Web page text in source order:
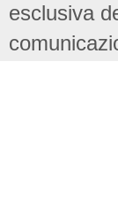
esclusiva